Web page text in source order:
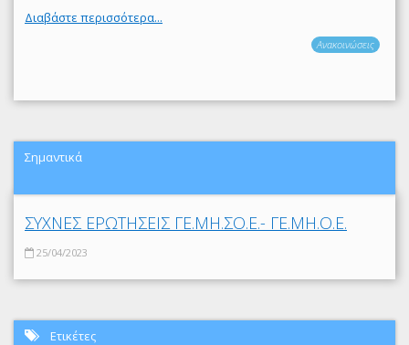
Διαβάστε περισσότερα...
Ανακοινώσεις
Σημαντικά
ΣΥΧΝΕΣ ΕΡΩΤΗΣΕΙΣ ΓΕ.ΜΗ.ΣΟ.Ε.- ΓΕ.ΜΗ.Ο.Ε.
25/04/2023
Ετικέτες